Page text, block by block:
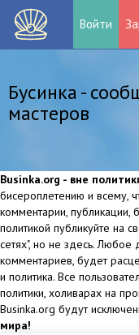
Войти
Бусинка -
мастеров
Businka.org - вне
бисероплетению и всему,
комментарии,
политикой публикуйте на
сетях", но не здесь. Любое
комментариев, будет
и политика. Все
политики, холиварах на
Businka.org будут
мира!